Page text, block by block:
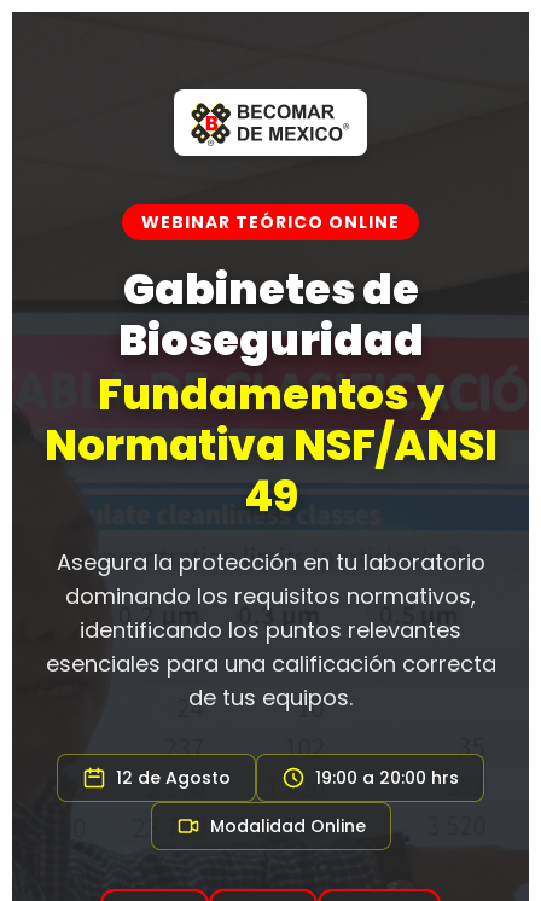
WEBINAR TEÓRICO ONLINE
Gabinetes de
Bioseguridad
Fundamentos y
Normativa NSF/ANSI
49
Asegura la protección en tu laboratorio
dominando los requisitos normativos,
identificando los puntos relevantes
esenciales para una calificación correcta
de tus equipos.
12 de Agosto
19:00 a 20:00 hrs
Modalidad Online